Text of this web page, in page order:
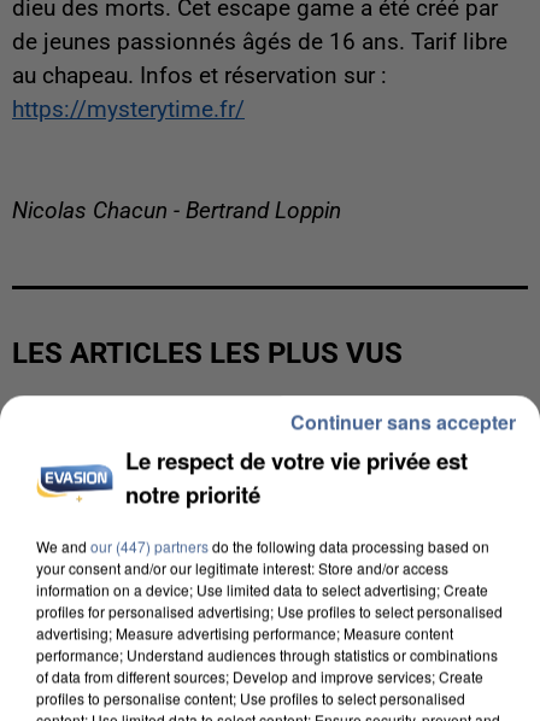
dieu des morts. Cet escape game a été créé par
de jeunes passionnés âgés de 16 ans. Tarif libre
au chapeau. Infos et réservation sur :
https://mysterytime.fr/
Nicolas Chacun - Bertrand Loppin
LES ARTICLES LES PLUS VUS
Le respect de votre vie privée est
notre priorité
We and our (447) partnersdo the following data processing based on
your consent and/or our legitimate interest: Store and/or access
information on a device; Use limited data to select advertising; Create
profiles for personalised advertising; Use profiles to select personalised
advertising; Measure advertising performance; Measure content
performance; Understand audiences through statistics or combinations
of data from different sources; Develop and improve services; Create
profiles to personalise content; Use profiles to select personalised
Continuer sans accepter